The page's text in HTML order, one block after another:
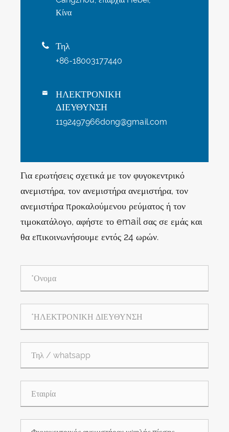
Κίνα
 Τηλ
+86-18003177440

ΗΛΕΚΤΡΟΝΙΚΗ
ΔΙΕΥΘΥΝΣΗ
1192497966dong@gmail.com
Για ερωτήσεις σχετικά με τον φυγοκεντρικό
ανεμιστήρα, τον ανεμιστήρα ανεμιστήρα, τον
ανεμιστήρα προκαλούμενου ρεύματος ή τον
τιμοκατάλογο, αφήστε το email σας σε εμάς και
θα επικοινωνήσουμε εντός 24 ωρών.